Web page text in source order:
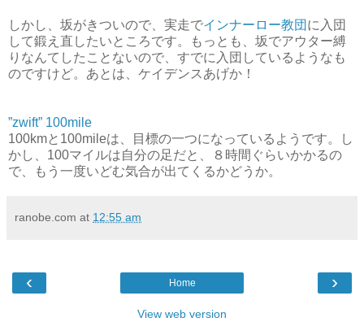
しかし、坂がきついので、実走でインナーロー教団 に入団
して鍛え直したいところです。もっとも、坂でアウター縛
りなんてしたことないので、すでに入団しているようなも
のですけど。あとは、ケイデンスあげか！
”zwift” 100mile
100kmと100mileは、目標の一つになっているようです。し
かし、100マイルは自分の足だと、８時間ぐらいかかるの
で、もう一度いどむ気合が出てくるかどうか。
ranobe.com at 12:55 am
‹ ›
Home
View web version